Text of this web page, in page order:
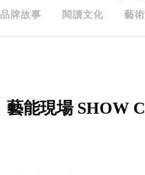
品牌故事 閱讀文化 藝
藝能現場 SHOW